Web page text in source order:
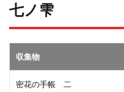
七ノ雫
収集物
密花の手帳 二